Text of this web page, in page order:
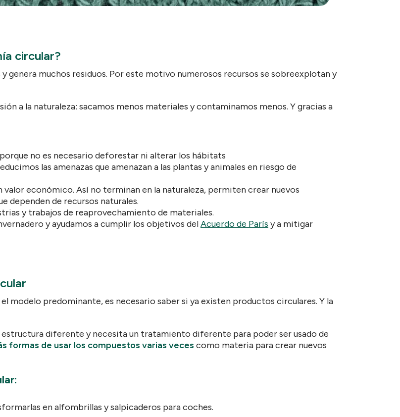
circular?
genera muchos residuos. Por este motivo numerosos recursos se sobreexplotan y
a la naturaleza: sacamos menos materiales y contaminamos menos. Y gracias a
no es necesario deforestar ni alterar los hábitats
las amenazas que amenazan a las plantas y animales en riesgo de
valor económico. Así no terminan en la naturaleza, permiten crear nuevos
dependen de recursos naturales.
y trabajos de reaprovechamiento de materiales.
y ayudamos a cumplir los objetivos delAcuerdo de París y a mitigar
modelo predominante, es necesario saber si ya existen productos circulares. Y la
diferente y necesita un tratamiento diferente para poder ser usado de
formas de usar los compuestos varias veces como materia para crear nuevos
en alfombrillas y salpicaderos para coches.